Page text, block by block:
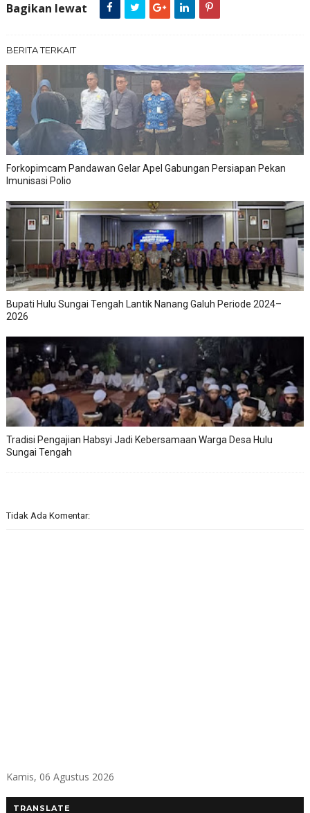
Bagikan lewat
BERITA TERKAIT
Forkopimcam Pandawan Gelar Apel Gabungan Persiapan Pekan
Imunisasi Polio
Bupati Hulu Sungai Tengah Lantik Nanang Galuh Periode 2024–
2026
Tradisi Pengajian Habsyi Jadi Kebersamaan Warga Desa Hulu
Sungai Tengah
Tidak Ada Komentar:
Kamis, 06 Agustus 2026
TRANSLATE